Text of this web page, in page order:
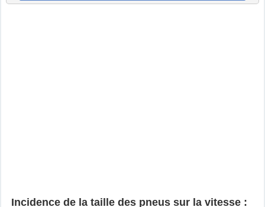
Incidence de la taille des pneus sur la vitesse :